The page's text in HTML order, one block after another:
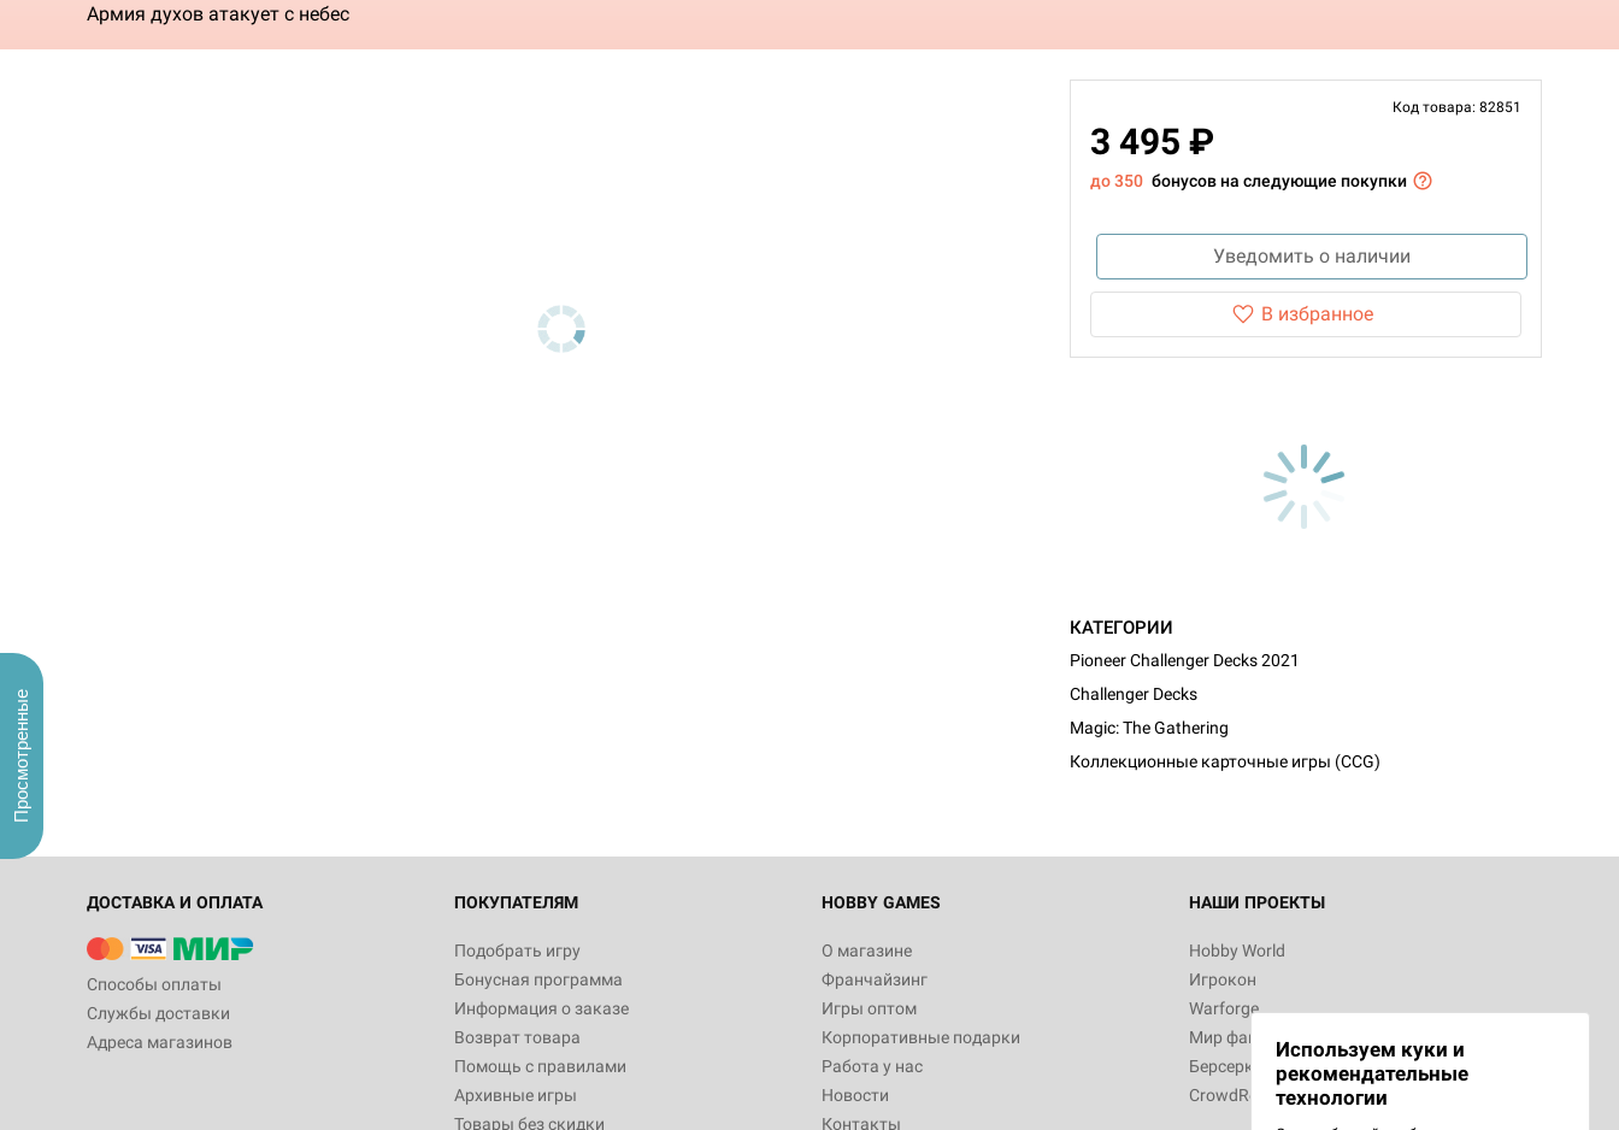
Армия духов атакует с небес
Код товара: 82851
3 495 ₽
до 350 бонусов на следующие покупки
Уведомить о наличии
В избранное
КАТЕГОРИИ
Pioneer Challenger Decks 2021
Challenger Decks
Magic: The Gathering
Коллекционные карточные игры (CCG)
ДОСТАВКА И ОПЛАТА
Способы оплаты
Службы доставки
Адреса магазинов
ПОКУПАТЕЛЯМ
Подобрать игру
Бонусная программа
Информация о заказе
Возврат товара
Помощь с правилами
Архивные игры
Товары без скидки
HOBBY GAMES
О магазине
Франчайзинг
Игры оптом
Корпоративные подарки
Работа у нас
Новости
Контакты
НАШИ ПРОЕКТЫ
Hobby World
Игрокон
Warforge
Мир фантастики
Берсерк
CrowdRepublic
Используем куки и
рекомендательные
технологии
Просмотренные
"Мир фантастики. Спецвыпуск: Братья
империи: Боевая тревога
799
Настольная игра Hobby World Сумерки
империи. Четвёртая редакция: Грозовой
Рубеж
12 990